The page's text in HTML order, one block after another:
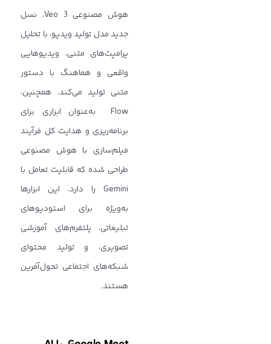
هوش مصنوعی Veo 3، نسل
جدید مدل تولید ویدیو، با تحلیل
پرامپت‌های متنی، ویدیوهایی
واقعی و هماهنگ با دستور
متنی تولید می‌کند. همچنین،
Flow به‌عنوان ابزاری برای
برنامه‌ریزی و هدایت کل فرآیند
فیلم‌سازی با هوش مصنوعی
طراحی شده که قابلیت تعامل با
Gemini را دارد. این ابزارها
به‌ویژه برای استودیوهای
تبلیغاتی، پلتفرم‌های آموزشی
تصویری، و تولید محتوای
شبکه‌های اجتماعی تحول‌آفرین
هستند.